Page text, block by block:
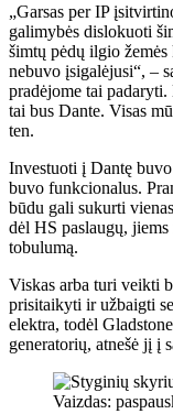
„Garsas per IP
galimybės dislokuoti
šimtų pėdų ilgio
nebuvo įsigalėjusi“, –
pradėjome tai padaryti.
tai bus Dante. Visas
ten.
Investuoti į Dantę
buvo funkcionalus.
būdu gali sukurti
dėl HS paslaugų,
tobulumą.
Viskas arba turi veikti
prisitaikyti ir užbaigti
elektra, todėl
generatorių, atnešė jį į
Vaizdas: